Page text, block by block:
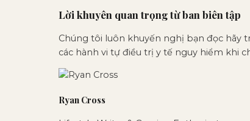
Lời khuyên quan trọng từ ban biên tập
Chúng tôi luôn khuyến nghị bạn đọc hãy
các hành vi tự điều trị y tế nguy hiểm khi
Ryan Cross